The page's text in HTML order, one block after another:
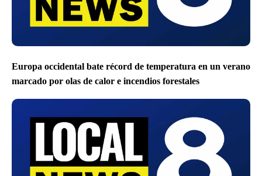
Europa occidental bate récord de temperatura en un verano
marcado por olas de calor e incendios forestales